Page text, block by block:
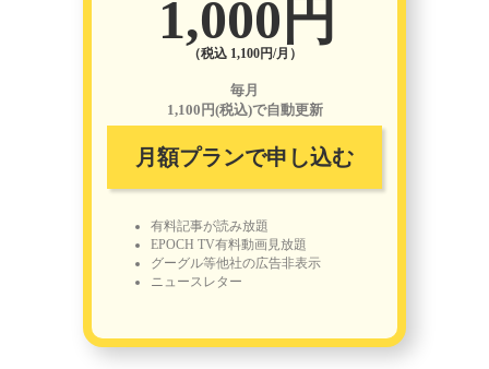
1,000円
（税込 1,100円/月）
毎月
1,100円(税込)で自動更新
月額プランで申し込む
有料記事が読み放題
EPOCH TV有料動画見放題
グーグル等他社の広告非表示
ニュースレター